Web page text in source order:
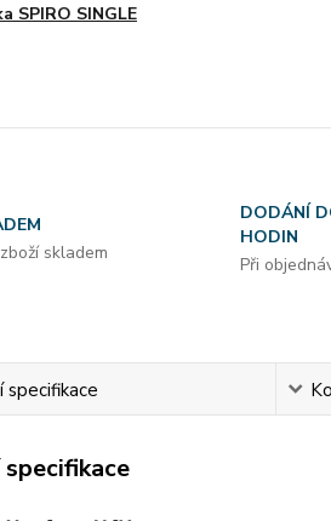
SPIRO SINGLE
skladem
DODÁNÍ
HODIN
Při